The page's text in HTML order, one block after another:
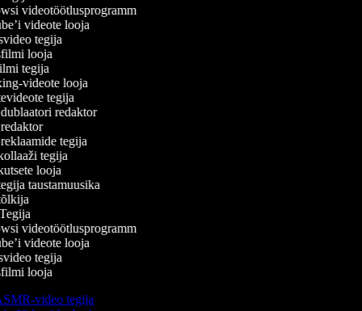
videotöötlusprogramm
videote looja
tegija
looja
tegija
videote looja
tegija
redaktor
tegija
tegija
looja
taustamuusika
videotöötlusprogramm
videote looja
tegija
looja
video tegija